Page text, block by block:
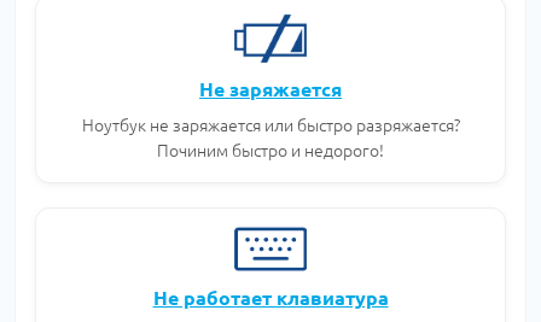
Не заряжается
Ноутбук не заряжается или быстро разряжается?
Починим быстро и недорого!
Не работает клавиатура